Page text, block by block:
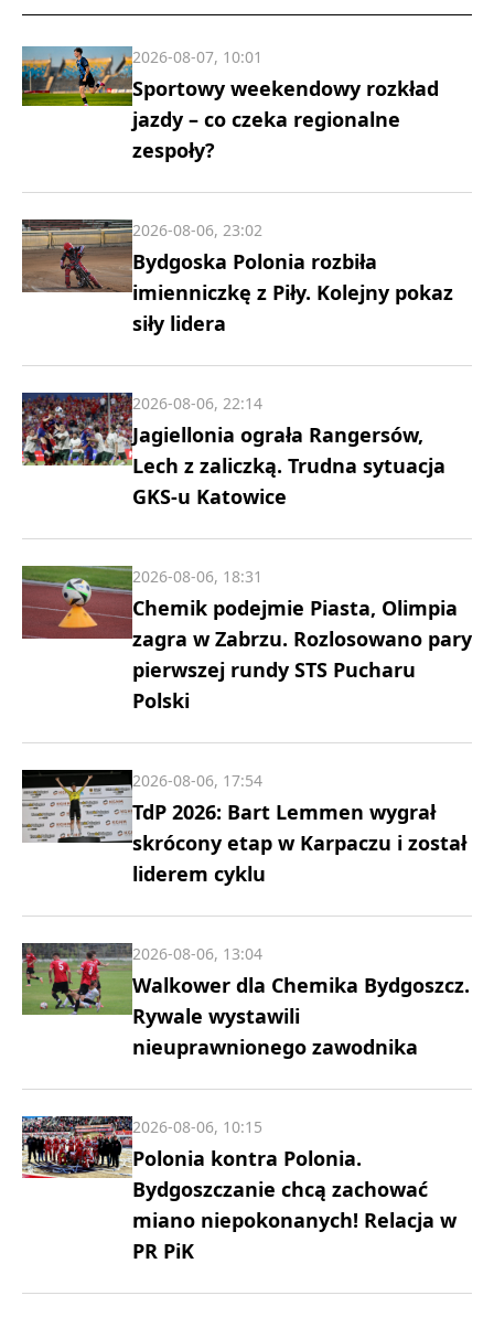
Sportowy weekendowy rozkład
jazdy – co czeka regionalne
zespoły?
2026-08-07, 10:01
Bydgoska Polonia rozbiła
imienniczkę z Piły. Kolejny pokaz
siły lidera
2026-08-06, 23:02
Jagiellonia ograła Rangersów,
Lech z zaliczką. Trudna sytuacja
GKS-u Katowice
2026-08-06, 22:14
Chemik podejmie Piasta, Olimpia
zagra w Zabrzu. Rozlosowano pary
pierwszej rundy STS Pucharu
Polski
2026-08-06, 18:31
TdP 2026: Bart Lemmen wygrał
skrócony etap w Karpaczu i został
liderem cyklu
2026-08-06, 17:54
Walkower dla Chemika Bydgoszcz.
Rywale wystawili
nieuprawnionego zawodnika
2026-08-06, 13:04
Polonia kontra Polonia.
Bydgoszczanie chcą zachować
miano niepokonanych! Relacja w
PR PiK
2026-08-06, 10:15